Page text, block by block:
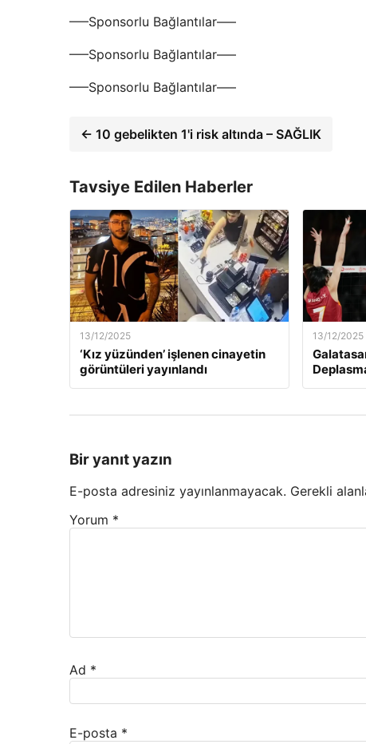
—–Sponsorlu Bağlantılar—–
—–Sponsorlu Bağlantılar—–
—–Sponsorlu Bağlantılar—–
← 10 gebelikten 1'i risk altında – SAĞLIK
Tavsiye Edilen Haberler
13/12/2025
‘Kız yüzünden’ işlenen cinayetin
görüntüleri yayınlandı
13/12/2025
Bir yanıt yazın
E-posta adresiniz yayınlanmayacak. Gerekli
Yorum *
Ad *
E-posta *